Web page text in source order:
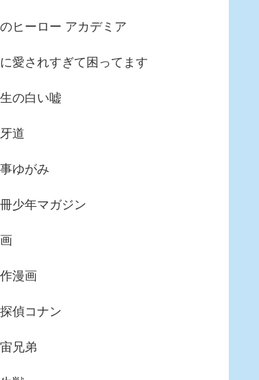
ヒーロー アカデミア
愛されすぎて困ってます
の白い嘘
道
ゆがみ
少年マガジン
漫画
偵コナン
兄弟